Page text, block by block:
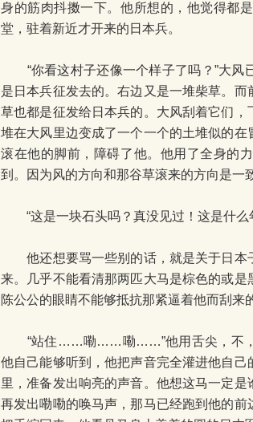
身的筋肉抖擞一下。他所想的，他觉得都
堂，驻着新近才开来的日本兵。
“你看这村子还像一个样子了吗？”大风
是日本兵征发去的。右边又是一堆柴草。
草也都是征发给日本兵的。大风刮着它们
堆在大风里边变成了一个一个的土堆似的
滚在他的脚前，障碍了他。他用了全身的
到。因为风的方向和那谷草滚来的方向是一
“这是一块石头吗？真没见过！这是什
他还想要骂一些别的话，就是关于日本
来。几乎不能看清那两匹大马是棕色的或
陈公公的眼睛不能够抵抗那紧逼着他而刮来
“站住……嘞……嘞……”他用舌尖，不，用
他自己能够听到，他把声音完全灌进他自
里，准备发出响亮的声音。他想这马一定
再发出嘞嘞的唤马声，那马已经跑到他的